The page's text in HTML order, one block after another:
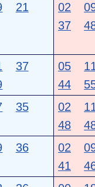
21
02
37
37
05
44
35
02
48
36
02
41